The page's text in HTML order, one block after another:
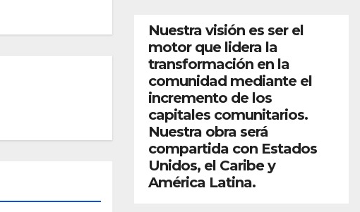
Nuestra visión es ser el
motor que lidera la
transformación en la
comunidad mediante el
incremento de los
capitales comunitarios.
Nuestra obra será
compartida con Estados
Unidos, el Caribe y
América Latina.